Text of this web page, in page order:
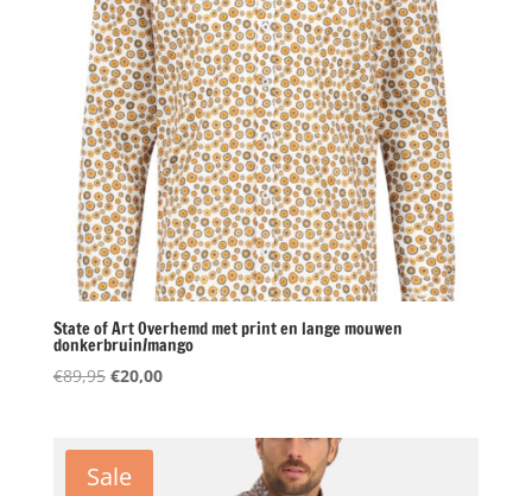
State of Art Overhemd met print en lange mouwen
donkerbruin/mango
€89,95 Oorspronkelijke
€89,95.
€20,00Huidige
Sale